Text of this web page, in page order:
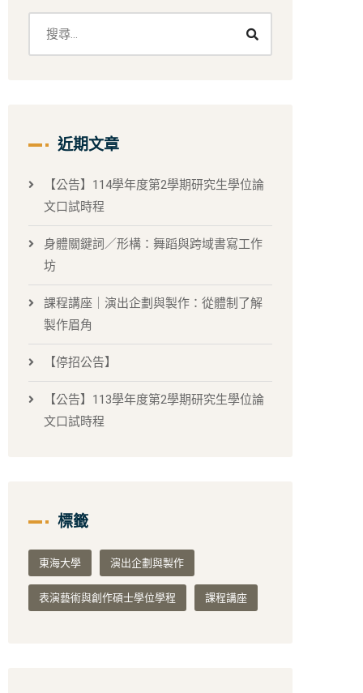
近期文章
【公告】114學年度第2學期研究生學位論
文口試時程
身體關鍵詞／形構：舞蹈與跨域書寫工作
坊
課程講座｜演出企劃與製作：從體制了解
製作眉角
【停招公告】
【公告】113學年度第2學期研究生學位論
文口試時程
標籤
東海大學 演出企劃與製作
表演藝術與創作碩士學位學程 課程講座